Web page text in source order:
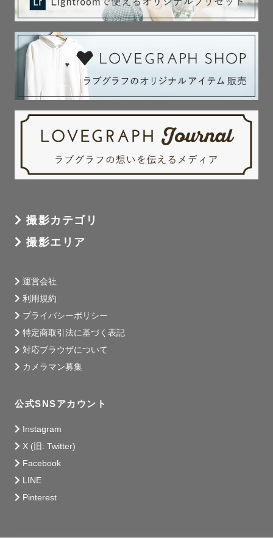
撮影カテゴリ
撮影エリア
運営会社
利用規約
プライバシーポリシー
特定商取引法に基づく表記
対応ブラウザについて
カメラマン募集
公式SNSアカウント
Instagram
X (旧: Twitter)
Facebook
LINE
Pinterest